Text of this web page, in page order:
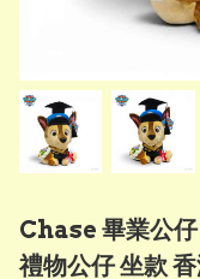
Chase 畢業公
禮物公仔 坐款